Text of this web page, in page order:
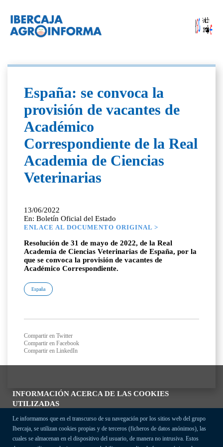
INFORMACIÓN ACERCA DE LAS COOKIES
UTILIZADAS
Le informamos que en el transcurso de su navegación por los sitios web del grupo
Ibercaja, se utilizan cookies propias y de terceros (ficheros de datos anónimos), las
cuales se almacenan en el dispositivo del usuario, de manera no intrusiva. Estos
España: se convoca la
provisión de vacantes de
Académico
Correspondiente de la Real
Academia de Ciencias
Veterinarias
13/06/2022
En: Boletín Oficial del Estado
ENLACE AL DOCUMENTO ORIGINAL >
Resolución de 31 de mayo de 2022, de la Real
Academia de Ciencias Veterinarias de España, por la
que se convoca la provisión de vacantes de
Académico Correspondiente.
España
Compartir en Twitter
Compartir en Facebook
Compartir en LinkedIn